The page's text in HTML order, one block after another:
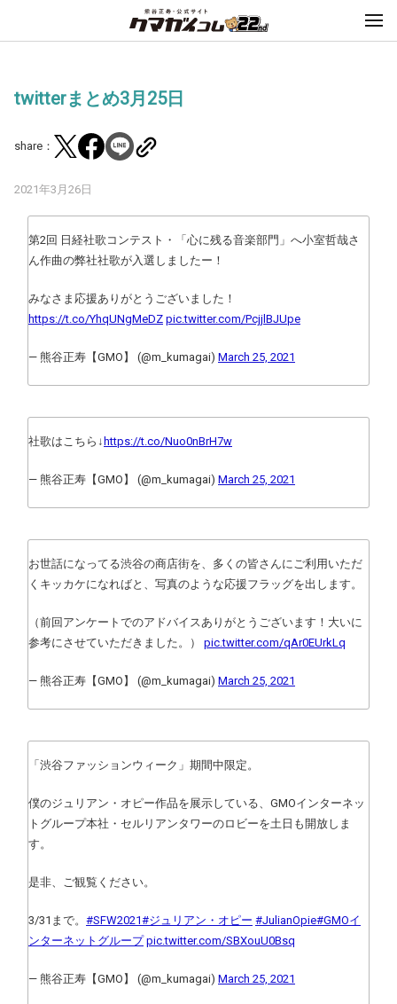
twitterまとめ3月25日
share：
2021年3月26日
第2回 日経社歌コンテスト・「心に残る音楽部門」へ小室哲哉さ
ん作曲の弊社社歌が入選しましたー！
みなさま応援ありがとうございました！
https://t.co/YhqUNgMeDZ pic.twitter.com/PcjjlBJUpe
— 熊谷正寿【GMO】 (@m_kumagai) March 25, 2021
社歌はこちら↓ https://t.co/Nuo0nBrH7w
— 熊谷正寿【GMO】 (@m_kumagai) March 25, 2021
お世話になってる渋谷の商店街を、多くの皆さんにご利用いただ
くキッカケになればと、写真のような応援フラッグを出します。
（前回アンケートでのアドバイスありがとうございます！大いに
参考にさせていただきました。） pic.twitter.com/qAr0EUrkLq
— 熊谷正寿【GMO】 (@m_kumagai) March 25, 2021
「渋谷ファッションウィーク」期間中限定。
僕のジュリアン・オピー作品を展示している、GMOインターネッ
トグループ本社・セルリアンタワーのロビーを土日も開放しま
す。
是非、ご観覧ください。
3/31まで。 #SFW2021#ジュリアン・オピー #JulianOpie#GMOイ
ンターネットグループ pic.twitter.com/SBXouU0Bsq
— 熊谷正寿【GMO】 (@m_kumagai) March 25, 2021